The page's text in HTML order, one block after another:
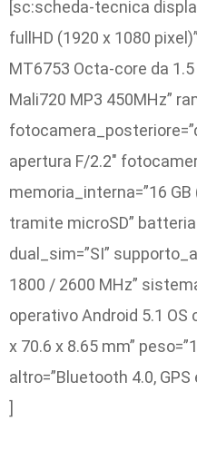
[sc:scheda-tecnica
fullHD (1920 x 1080
MT6753 Octa-core da 1.5
Mali720 MP3 450MHz”
apertura F/2.2″
memoria_interna=”16
tramite microSD”
dual_sim=”SI”
1800 / 2600 MHz”
operativo Android 5.1 OS
x 70.6 x 8.65 mm”
altro=”Bluetooth 4.0, GPS
]